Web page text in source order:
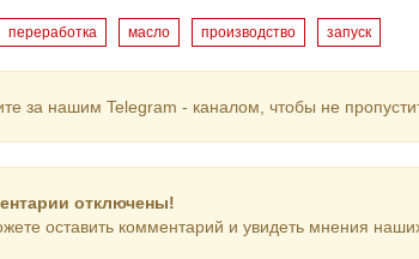
переработка масло производство запуск
за нашим Telegram - каналом, чтобы не
отключены!
оставить комментарий и увидеть мнения